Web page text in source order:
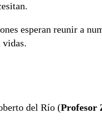
esperan reunir a
vidas.
del Río (Profesor